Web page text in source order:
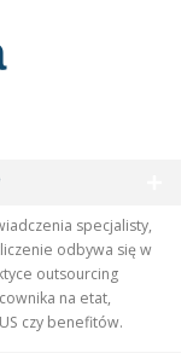
specjalisty,
odbywa się w
outsourcing
na etat,
czy benefitów.